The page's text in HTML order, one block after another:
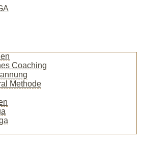
Coaching
Methode